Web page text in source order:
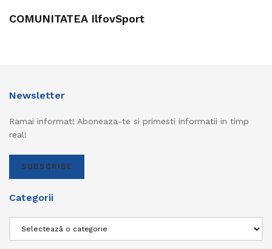
COMUNITATEA IlfovSport
Newsletter
Ramai informat! Aboneaza-te si primesti informatii in timp
real!
SUBSCRIBE
Categorii